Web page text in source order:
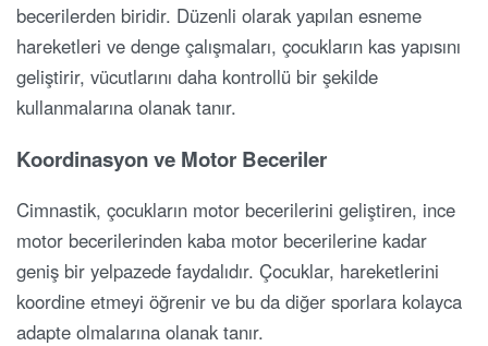
becerilerden biridir. Düzenli olarak yapılan esneme
hareketleri ve denge çalışmaları, çocukların kas yapısını
geliştirir, vücutlarını daha kontrollü bir şekilde
kullanmalarına olanak tanır.
Koordinasyon ve Motor Beceriler
Cimnastik, çocukların motor becerilerini geliştiren, ince
motor becerilerinden kaba motor becerilerine kadar
geniş bir yelpazede faydalıdır. Çocuklar, hareketlerini
koordine etmeyi öğrenir ve bu da diğer sporlara kolayca
adapte olmalarına olanak tanır.